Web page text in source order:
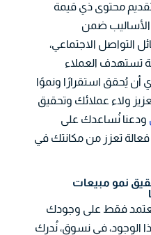
وتقديم محتوى ذي قيمة
ضمن
التواصل الاجتماعي،
تستهدف العملاء
أن يُحقق استقرارًا ونموًا
ولاء عملائك وتحقيق
ودعنا نُساعدك على
تعزز من مكانتك في
نمو مبيعات
فقط على وجودك
الوجود، في نسوق، نُدرك